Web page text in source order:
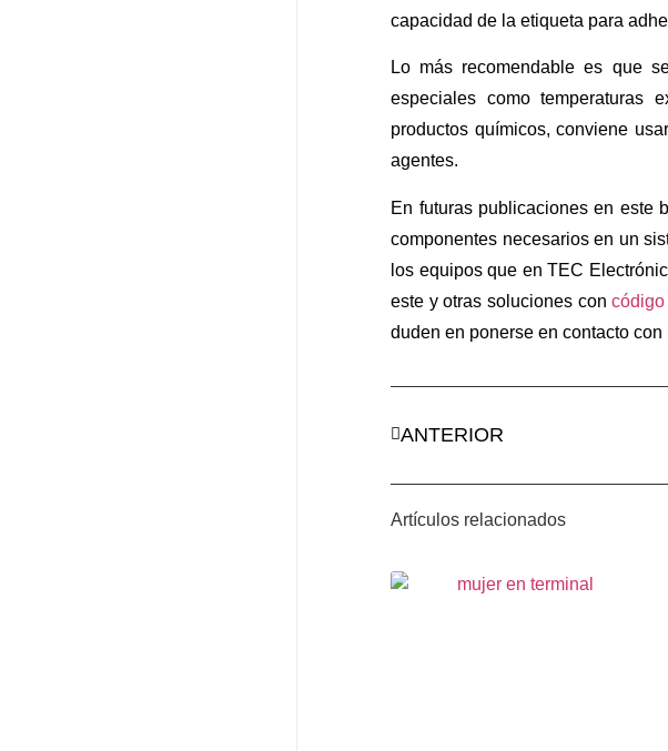
capacidad de la etiqueta para
Lo más recomendable es que
especiales como temperaturas
productos químicos, conviene
agentes.
En futuras publicaciones en este
componentes necesarios en un
los equipos que en TEC
este y otras soluciones con
duden en ponerse en contacto
ANTERIOR
Artículos relacionados